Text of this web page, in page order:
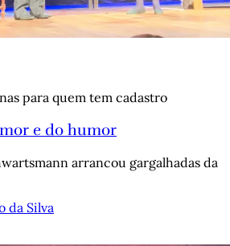
para quem tem cadastro
e do humor
arrancou gargalhadas da
da Silva